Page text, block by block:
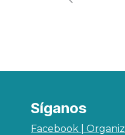
Síganos
Facebook |